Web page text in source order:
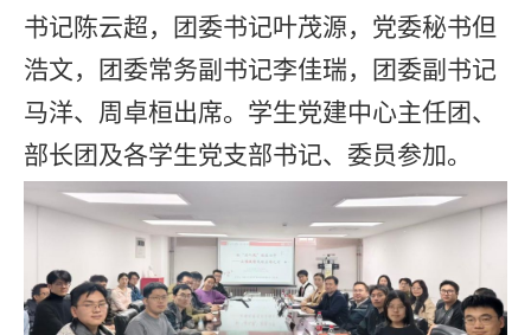
书记陈云超，团委书记叶茂源，党委秘书但
浩文，团委常务副书记李佳瑞，团委副书记
马洋、周卓桓出席。学生党建中心主任团、
部长团及各学生党支部书记、委员参加。